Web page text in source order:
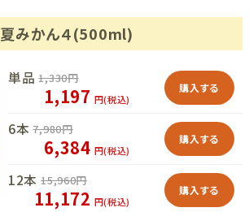
夏みかん４(500ml)
単品 1,330円
1,197 円(税込)
購入する
6本 7,980円
6,384 円(税込)
購入する
12本 15,960円
11,172 円(税込)
購入する